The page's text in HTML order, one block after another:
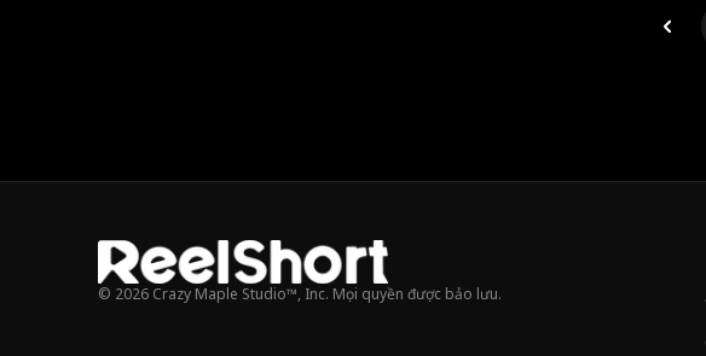
© 2026 Crazy Maple Studio™, Inc. Mọi quyền được bảo lưu.